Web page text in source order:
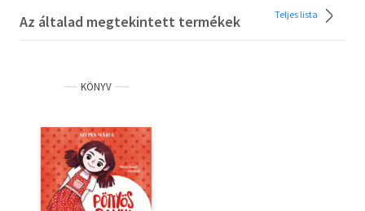
Az általad megtekintett termékek Teljes lista
KÖNYV